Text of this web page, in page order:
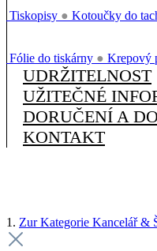
Tiskopisy ● Kotoučky do
Fólie do tiskárny ● Krepový
UDRŽITELNOST
UŽITEČNÉ
DORUČENÍ A
KONTAKT
1. Zur Kategorie Kancelář &